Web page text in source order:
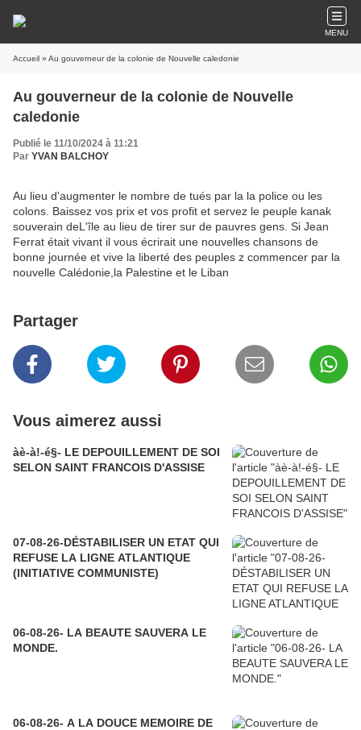
MENU
Accueil » Au gouverneur de la colonie de Nouvelle caledonie
Au gouverneur de la colonie de Nouvelle
caledonie
Publié le 11/10/2024 à 11:21
Par YVAN BALCHOY
Au lieu d'augmenter le nombre de tués par la la police ou les
colons. Baissez vos prix et vos profit et servez le peuple kanak
souverain deL'île au lieu de tirer sur de pauvres gens. Si Jean
Ferrat était vivant il vous écrirait une nouvelles chansons de
bonne journée et vive la liberté des peuples z commencer par la
nouvelle Calédonie,la Palestine et le Liban
Partager
Vous aimerez aussi
àè-à!-é§- LE DEPOUILLEMENT DE SOI
SELON SAINT FRANCOIS D'ASSISE
07-08-26-DÉSTABILISER UN ETAT QUI
REFUSE LA LIGNE ATLANTIQUE
(INITIATIVE COMMUNISTE)
06-08-26- LA BEAUTE SAUVERA LE
MONDE.
06-08-26- A LA DOUCE MEMOIRE DE